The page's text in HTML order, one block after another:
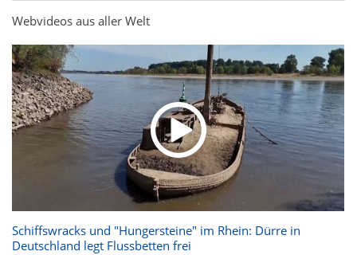
Webvideos aus aller Welt
Schiffswracks und "Hungersteine" im Rhein: Dürre in
Deutschland legt Flussbetten frei